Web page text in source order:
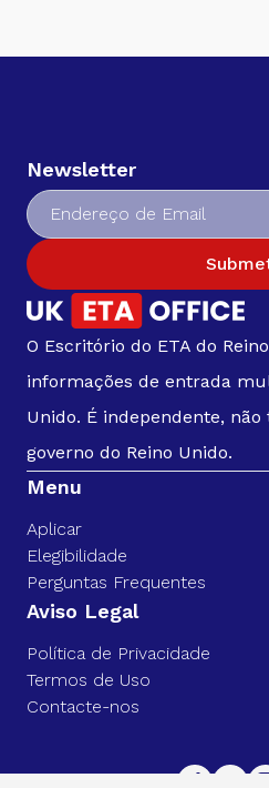
Newsletter
O Escritório do ETA do
informações de entrada
Unido. É independente,
governo do Reino Unido.
Menu
Aplicar
Elegibilidade
Perguntas Frequentes
Aviso Legal
Política de Privacidade
Termos de Uso
Contacte-nos